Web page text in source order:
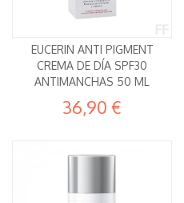
EUCERIN ANTI PIGMENT
CREMA DE DÍA SPF30
ANTIMANCHAS 50 ML
36,90 €